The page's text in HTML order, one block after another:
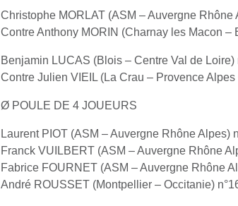
Christophe MORLAT (ASM – Auvergne Rhône
Contre Anthony MORIN (Charnay les Macon –
Benjamin LUCAS (Blois – Centre Val de Loire)
Contre Julien VIEIL (La Crau – Provence Alpes
Ø POULE DE 4 JOUEURS
Laurent PIOT (ASM – Auvergne Rhône Alpes)
Franck VUILBERT (ASM – Auvergne Rhône
Fabrice FOURNET (ASM – Auvergne Rhône
André ROUSSET (Montpellier – Occitanie)